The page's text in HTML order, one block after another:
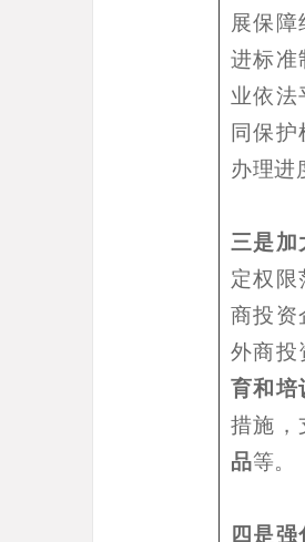
展保
进标准
业依
同保
办理进
三是加
定权
商投资
外商投
育和培
措施，
品等。
四是